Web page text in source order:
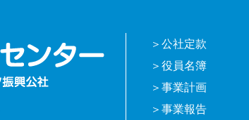
公社定款
役員名簿
事業計画
事業報告